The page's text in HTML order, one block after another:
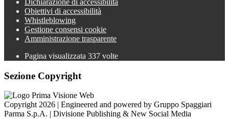
Dichiarazione di accessibilità
Obiettivi di accessibilità
Whistleblowing
Gestione consensi cookie
Amministrazione trasparente
Pagina visualizzata 337 volte
Sezione Copyright
Copyright 2026 | Engineered and powered by Gruppo Spaggiari
Parma S.p.A. | Divisione Publishing & New Social Media